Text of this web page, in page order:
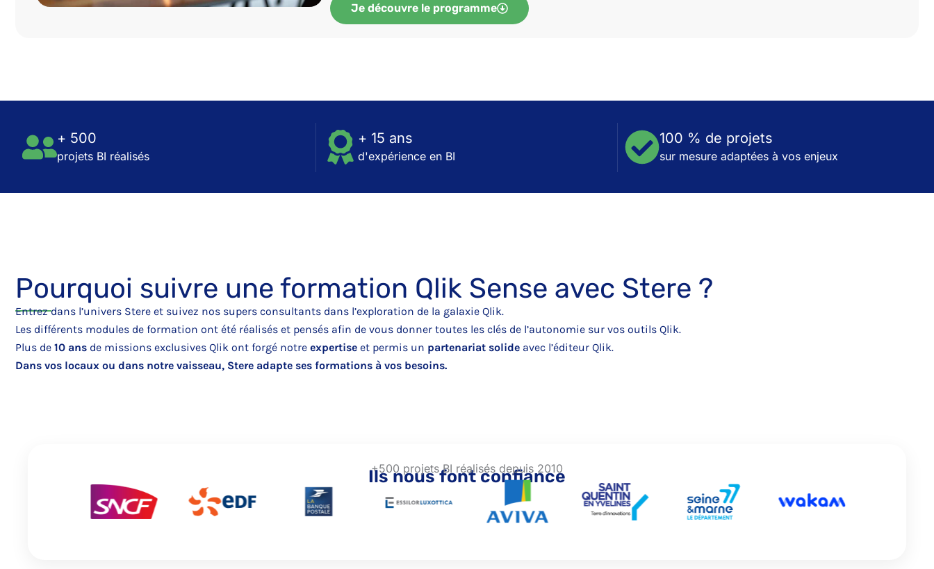
Je découvre le programme
+ 500
projets BI réalisés
+ 15 ans
d'expérience en BI
100 % de projets
sur mesure adaptées à vos enjeux
Pourquoi suivre une formation Qlik Sense avec Stere ?
Entrez dans l’univers Stere et suivez nos supers consultants dans l’exploration de la galaxie Qlik.
Les différents modules de formation ont été réalisés et pensés afin de vous donner toutes les clés de l’autonomie sur vos outils Qlik.
Plus de 10 ans de missions exclusives Qlik ont forgé notre expertise et permis un partenariat solide avec l’éditeur Qlik.
Dans vos locaux ou dans notre vaisseau, Stere adapte ses formations à vos besoins.
Ils nous font confiance
+500 projets BI réalisés depuis 2010